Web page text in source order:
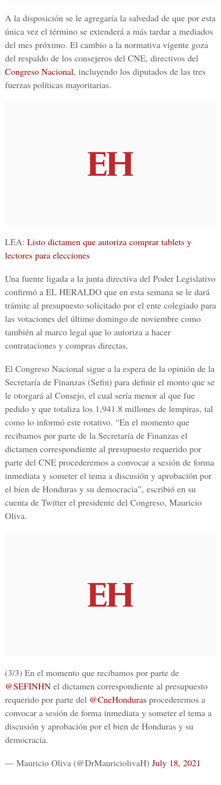
A la disposición se le agregaría la salvedad de que por esta
única vez el término se extenderá a más tardar a mediados
del mes próximo. El cambio a la normativa vigente goza
del respaldo de los consejeros del CNE, directivos del
Congreso Nacional, incluyendo los diputados de las tres
fuerzas políticas mayoritarias.
LEA: Listo dictamen que autoriza comprar tablets y
lectores para elecciones
Una fuente ligada a la junta directiva del Poder Legislativo
confirmó a EL HERALDO que en esta semana se le dará
trámite al presupuesto solicitado por el ente colegiado para
las votaciones del último domingo de noviembre como
también al marco legal que lo autoriza a hacer
contrataciones y compras directas.
El Congreso Nacional sigue a la espera de la opinión de la
Secretaría de Finanzas (Sefin) para definir el monto que se
le otorgará al Consejo, el cual sería menor al que fue
pedido y que totaliza los 1,941.8 millones de lempiras, tal
como lo informó este rotativo. “En el momento que
recibamos por parte de la Secretaría de Finanzas el
dictamen correspondiente al presupuesto requerido por
parte del CNE procederemos a convocar a sesión de forma
inmediata y someter el tema a discusión y aprobación por
el bien de Honduras y su democracia”, escribió en su
cuenta de Twitter el presidente del Congreso, Mauricio
Oliva.
(3/3) En el momento que recibamos por parte de
@SEFINHN el dictamen correspondiente al presupuesto
requerido por parte del @CneHonduras procederemos a
convocar a sesión de forma inmediata y someter el tema a
discusión y aprobación por el bien de Honduras y su
democracia.
— Mauricio Oliva (@DrMauriciolivaH) July 18, 2021